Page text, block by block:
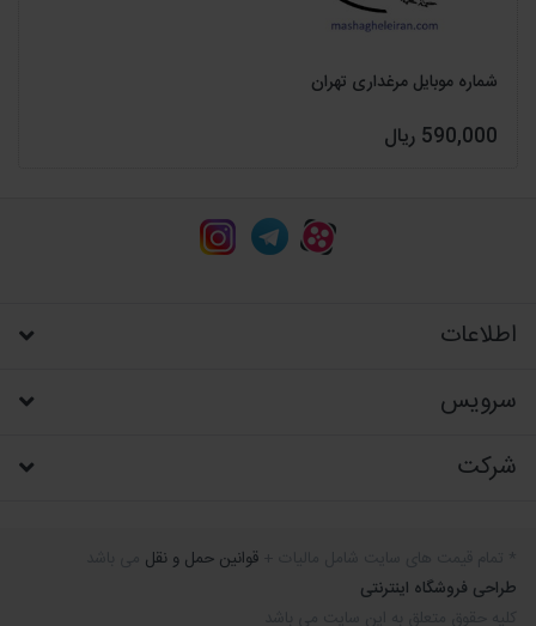
شماره موبایل مرغداری تهران
590,000 ریال
اطلاعات
سرویس
شرکت
قوانین حمل و نقل
طراحی فروشگاه اینترنتی